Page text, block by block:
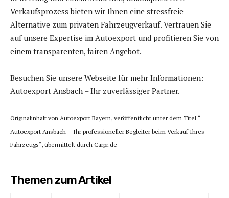
Verkaufsprozess bieten wir Ihnen eine stressfreie
Alternative zum privaten Fahrzeugverkauf. Vertrauen Sie
auf unsere Expertise im Autoexport und profitieren Sie von
einem transparenten, fairen Angebot.
Besuchen Sie unsere Webseite für mehr Informationen:
Autoexport Ansbach – Ihr zuverlässiger Partner.
Originalinhalt von Autoexport Bayern, veröffentlicht unter dem Titel “
Autoexport Ansbach – Ihr professioneller Begleiter beim Verkauf Ihres
Fahrzeugs“, übermittelt durch Carpr.de
Themen zum Artikel